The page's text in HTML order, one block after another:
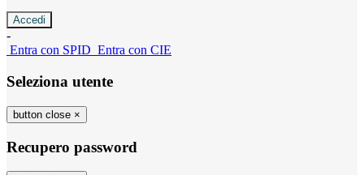
-
Entra con SPID Entra con CIE
Seleziona utente
button close ×
Recupero password